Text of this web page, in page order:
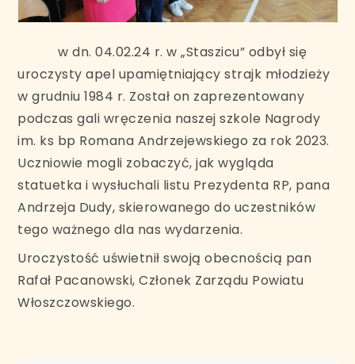
w dn. 04.02.24 r. w „Staszicu” odbył się
uroczysty apel upamiętniający strajk młodzieży
w grudniu 1984 r. Został on zaprezentowany
podczas gali wręczenia naszej szkole Nagrody
im. ks bp Romana Andrzejewskiego za rok 2023.
Uczniowie mogli zobaczyć, jak wygląda
statuetka i wysłuchali listu Prezydenta RP, pana
Andrzeja Dudy, skierowanego do uczestników
tego ważnego dla nas wydarzenia.
Uroczystość uświetnił swoją obecnością pan
Rafał Pacanowski, Członek Zarządu Powiatu
Włoszczowskiego.